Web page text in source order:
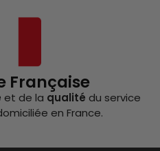
Française
et de la qualité du service
en France.